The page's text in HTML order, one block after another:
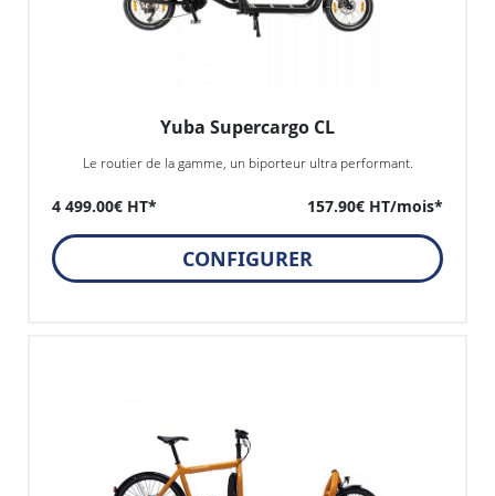
Yuba Supercargo CL
Le routier de la gamme, un biporteur ultra performant.
4 499.00€ HT* 157.90€ HT/mois*
CONFIGURER